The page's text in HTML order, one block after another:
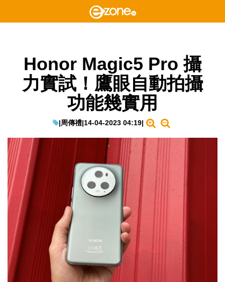
Honor Magic5 Pro 攝
力實試！鷹眼自動拍攝
功能幾實用
|周傳禮|14-04-2023 04:19|